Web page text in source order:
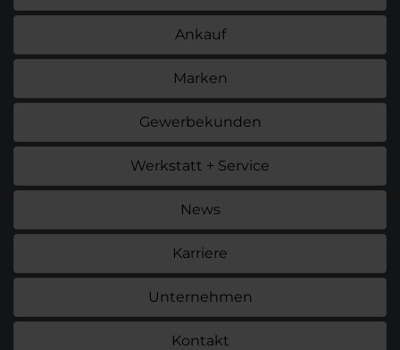
Ankauf
Marken
Gewerbekunden
Werkstatt + Service
News
Karriere
Unternehmen
Kontakt